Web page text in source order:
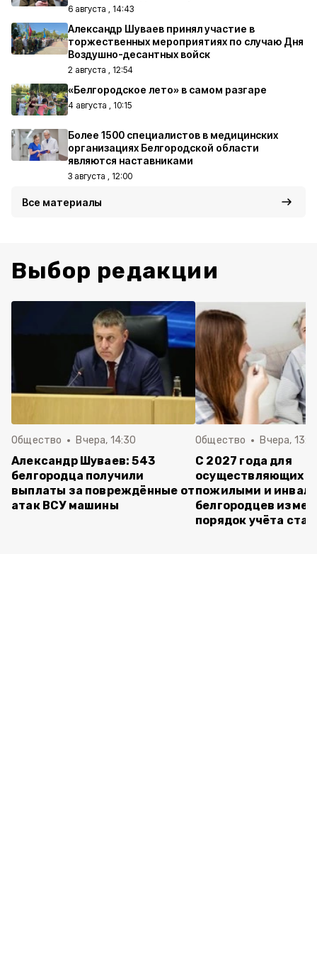
6 августа , 14:43
Александр Шуваев принял участие в
торжественных мероприятиях по случаю Дня
Воздушно-десантных войск
2 августа , 12:54
«Белгородское лето» в самом разгаре
4 августа , 10:15
Более 1500 специалистов в медицинских
организациях Белгородской области
являются наставниками
3 августа , 12:00
Все материалы
Выбор редакции
Общество Вчера, 14:30
Александр Шуваев: 543
белгородца получили
выплаты за повреждённые от
атак ВСУ машины
Общество Вчера,
С 2027 года для
осуществляющих
пожилыми и
белгородцев
порядок учёта ста